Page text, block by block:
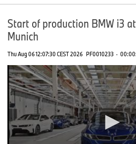
Start of production BMW i3
Munich
Thu Aug 06 12:07:30 CEST 2026 PF0010233 ·